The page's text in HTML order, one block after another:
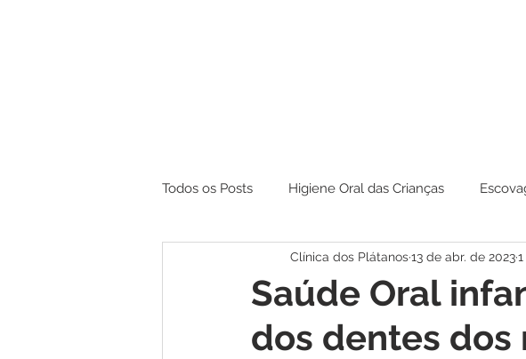
Todos os Posts Higiene Oral das Crianças
Branqueamento
Saúde Oral
dos dentes dos
Clínica dos Plátanos13 de abr. de 2023